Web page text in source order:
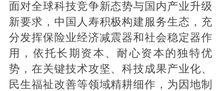
面对全球科技竞争新态势与国内产业升级
新要求，中国人寿积极构建服务生态，充
分发挥保险业经济减震器和社会稳定器作
用，依托长期资本、耐心资本的独特优
势，在关键技术攻坚、科技成果产业化、
民生福祉改善等领域精耕细作，为因地制